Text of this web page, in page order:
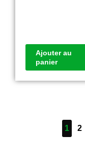
Ajouter au
panier
1 2